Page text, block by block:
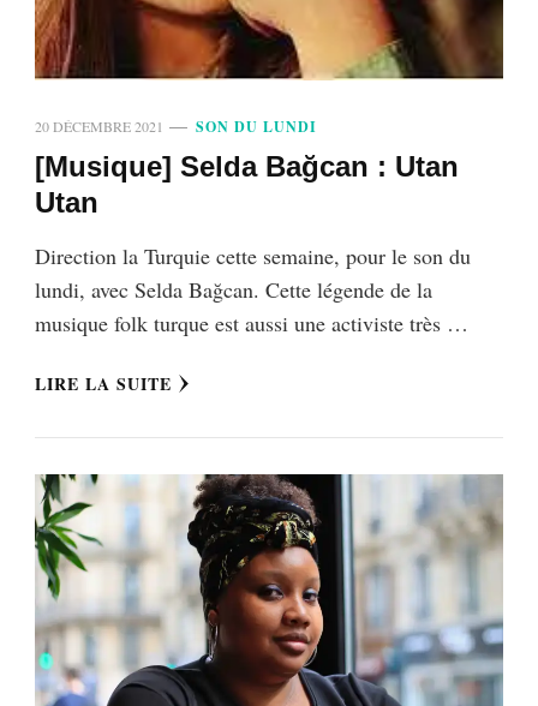
20 DÉCEMBRE 2021 SON DU LUNDI
[Musique] Selda Bağcan : Utan
Utan
Direction la Turquie cette semaine, pour le son du
lundi, avec Selda Bağcan. Cette légende de la
musique folk turque est aussi une activiste très …
LIRE LA SUITE